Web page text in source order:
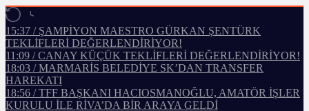
15:37 / ŞAMPİYON MAESTRO GÜRKAN ŞENTÜRK
TEKLİFLERİ DEĞERLENDİRİYOR!
11:09 / CANAY KÜÇÜK TEKLİFLERİ DEĞERLENDİRİYOR!
18:03 / MARMARİS BELEDİYE SK’DAN TRANSFER
HAREKATI
18:56 / TFF BAŞKANI HACIOSMANOĞLU, AMATÖR İŞLER
KURULU İLE RİVA’DA BİR ARAYA GELDİ